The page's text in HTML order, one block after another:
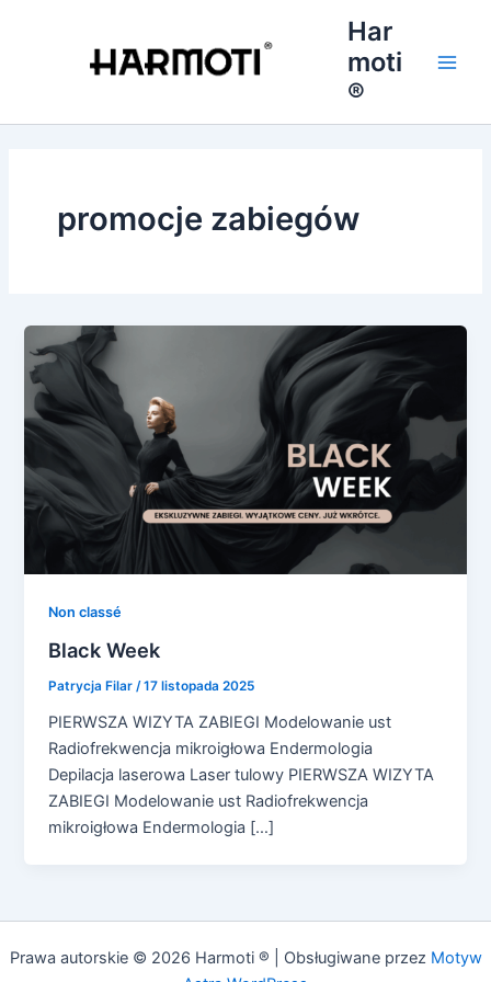
Har
moti
®
promocje zabiegów
Non classé
Black Week
Patrycja Filar /17 listopada 2025
PIERWSZA WIZYTA ZABIEGI Modelowanie ust
Radiofrekwencja mikroigłowa Endermologia
Depilacja laserowa Laser tulowy PIERWSZA WIZYTA
ZABIEGI Modelowanie ust Radiofrekwencja
mikroigłowa Endermologia […]
Prawa autorskie © 2026 Harmoti ® | Obsługiwane przez Motyw